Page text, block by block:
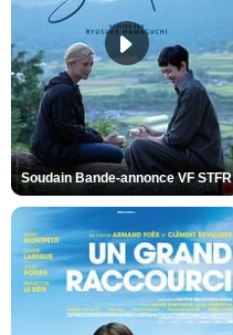
Soudain Bande-annonce VF STFR